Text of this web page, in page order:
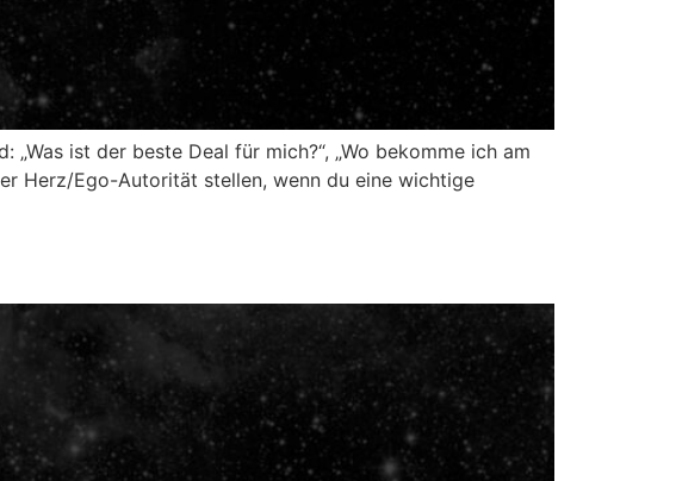
ist der beste Deal für mich?“, „Wo bekomme ich am
Herz/Ego-Autorität stellen, wenn du eine wichtige